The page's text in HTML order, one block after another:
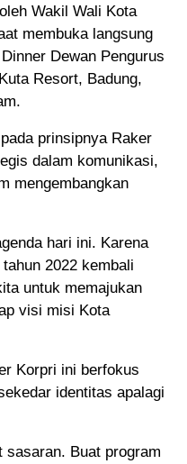
Wakil Wali Kota
membuka langsung
Dewan Pengurus
Resort, Badung,
prinsipnya Raker
dalam komunikasi,
mengembangkan
hari ini. Karena
2022 kembali
untuk memajukan
visi misi Kota
Korpri ini berfokus
identitas apalagi
sasaran. Buat program